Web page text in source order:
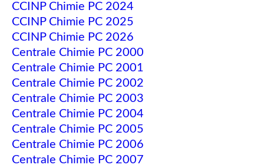
CCINP Chimie PC 2024
CCINP Chimie PC 2025
CCINP Chimie PC 2026
Centrale Chimie PC 2000
Centrale Chimie PC 2001
Centrale Chimie PC 2002
Centrale Chimie PC 2003
Centrale Chimie PC 2004
Centrale Chimie PC 2005
Centrale Chimie PC 2006
Centrale Chimie PC 2007